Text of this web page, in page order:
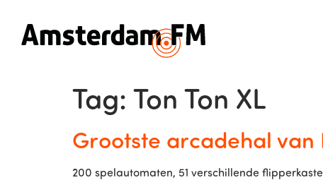
Tag: Ton Ton XL
Grootste arcadehal van
200 spelautomaten, 51 verschillende